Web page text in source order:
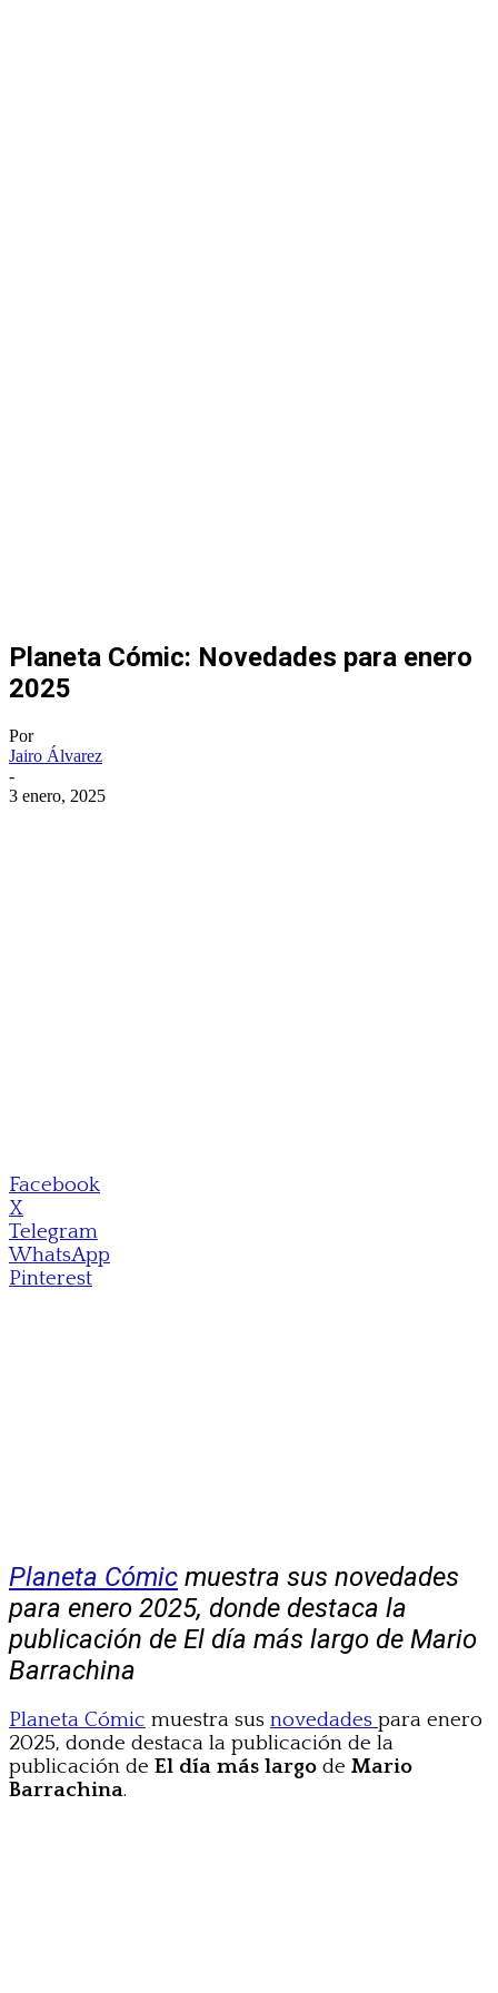
Planeta Cómic: Novedades para enero
2025
Por
Jairo Álvarez
-
3 enero, 2025
Facebook
X
Telegram
WhatsApp
Pinterest
Planeta Cómic muestra sus novedades
para enero 2025, donde destaca la
publicación de El día más largo de Mario
Barrachina
Planeta Cómic muestra sus novedades para enero
2025, donde destaca la publicación de la
publicación de El día más largo de Mario
Barrachina.